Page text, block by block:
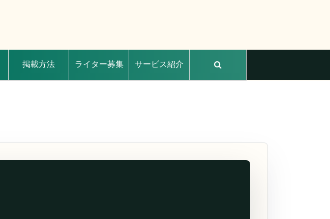
掲載方法 ライター募集 サービス紹介